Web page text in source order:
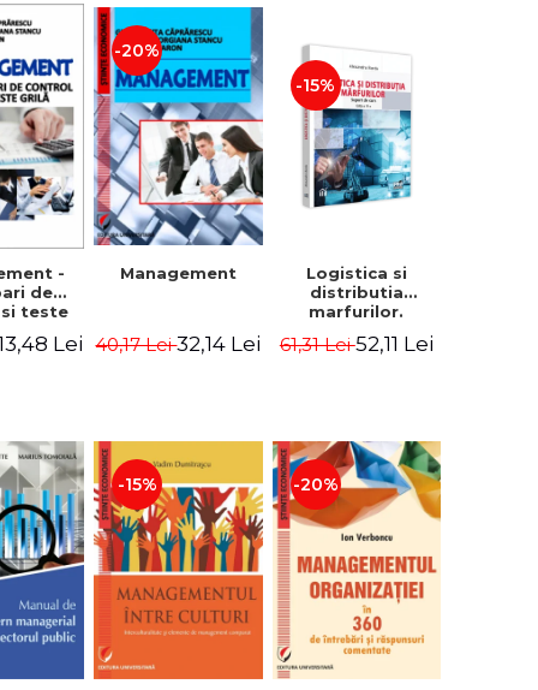
-
de
teste
Lei
-20%
Management
40,17 Lei32,14 Lei
-15%
Logistica si
distributia
marfurilor.
Editia a VI-a -
61,31 Lei52,11 Lei
-15% -20%